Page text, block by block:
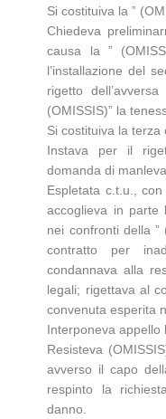
Si costituiva la ”
Chiedeva
causa la ”
l’installazione del
rigetto
(OMISSIS)” la
Si costituiva la terza
Instava per il
domanda di
Espletata c.t.u.,
accoglieva in parte
nei confronti della ”
contratto per
condannava alla
legali; rigettava al
convenuta esperita
Interponeva appello
Resisteva
avverso il capo
respinto la
danno.